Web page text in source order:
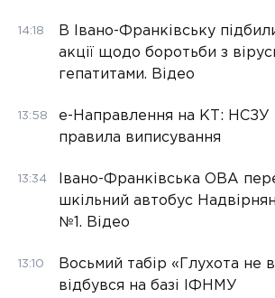
14:18
В Івано-Франківську
акції щодо боротьби з
гепатитами. Відео
13:58
е-Направлення на КТ: НСЗУ
правила виписування
13:34
Івано-Франківська ОВА
шкільний автобус
№1. Відео
13:10
Восьмий табір «Глухота не
відбувся на базі ІФНМУ